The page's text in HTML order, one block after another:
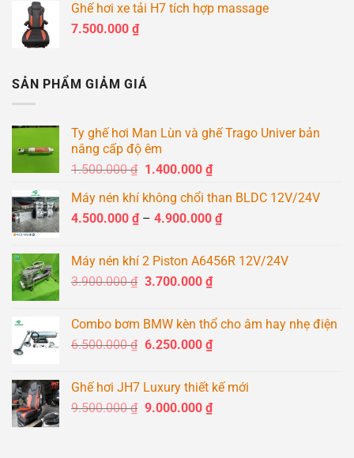
là:
tại
Ghế hơi xe tải H7 tích hợp massage
7.500.000 ₫
SẢN PHẨM GIẢM GIÁ
Ty ghế hơi Man Lùn và ghế Trago Univer bản
nâng cấp độ êm
1.500.000₫ Giá
là:
1.500.000 ₫.
1.400.000 ₫Giá
tại
là:
Máy nén khí không chổi than BLDC 12V/24V
4.500.000 ₫ – 4.900.000 ₫Khoảng
4.500.000 ₫
Máy nén khí 2 Piston A6456R 12V/24V
3.900.000₫ Giá
3.900.000 ₫.
3.700.000 ₫Giá
là:
3.700.000 ₫.
Combo bơm BMW kèn thổ cho âm hay nhẹ điện
6.500.000₫ Giá
6.500.000 ₫.
6.250.000 ₫Giá
là:
6.250.000 ₫.
Ghế hơi JH7 Luxury thiết kế mới
9.500.000₫ Giá
9.000.000 ₫Giá